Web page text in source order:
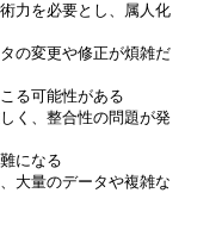
力を必要とし、属人化
の変更や修正が煩雑だ
る可能性がある
く、整合性の問題が発
になる
大量のデータや複雑な